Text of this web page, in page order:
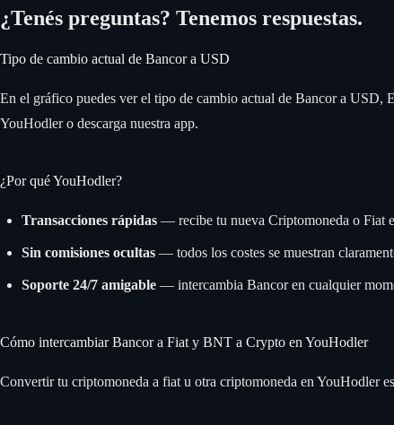
Descargá la app
¿Tenés preguntas? Tenemos respuestas.
Tipo de cambio actual de Bancor a USD
En el gráfico puedes ver el tipo de cambio actual de Bancor a USD,
YouHodler o descarga nuestra app.
¿Por qué YouHodler?
Transacciones rápidas — recibe tu nueva Criptomoneda o Fiat
Sin comisiones ocultas — todos los costes se muestran
Soporte 24/7 amigable — intercambia Bancor en cualquier
Cómo intercambiar Bancor a Fiat y BNT a Crypto en YouHodler
Convertir tu criptomoneda a fiat u otra criptomoneda en YouHodler